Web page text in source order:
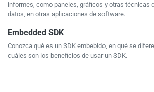
informes, como paneles, gráficos y otras técnicas
datos, en otras aplicaciones de software.
Embedded SDK
Conozca qué es un SDK embebido, en qué se
cuáles son los beneficios de usar un SDK.